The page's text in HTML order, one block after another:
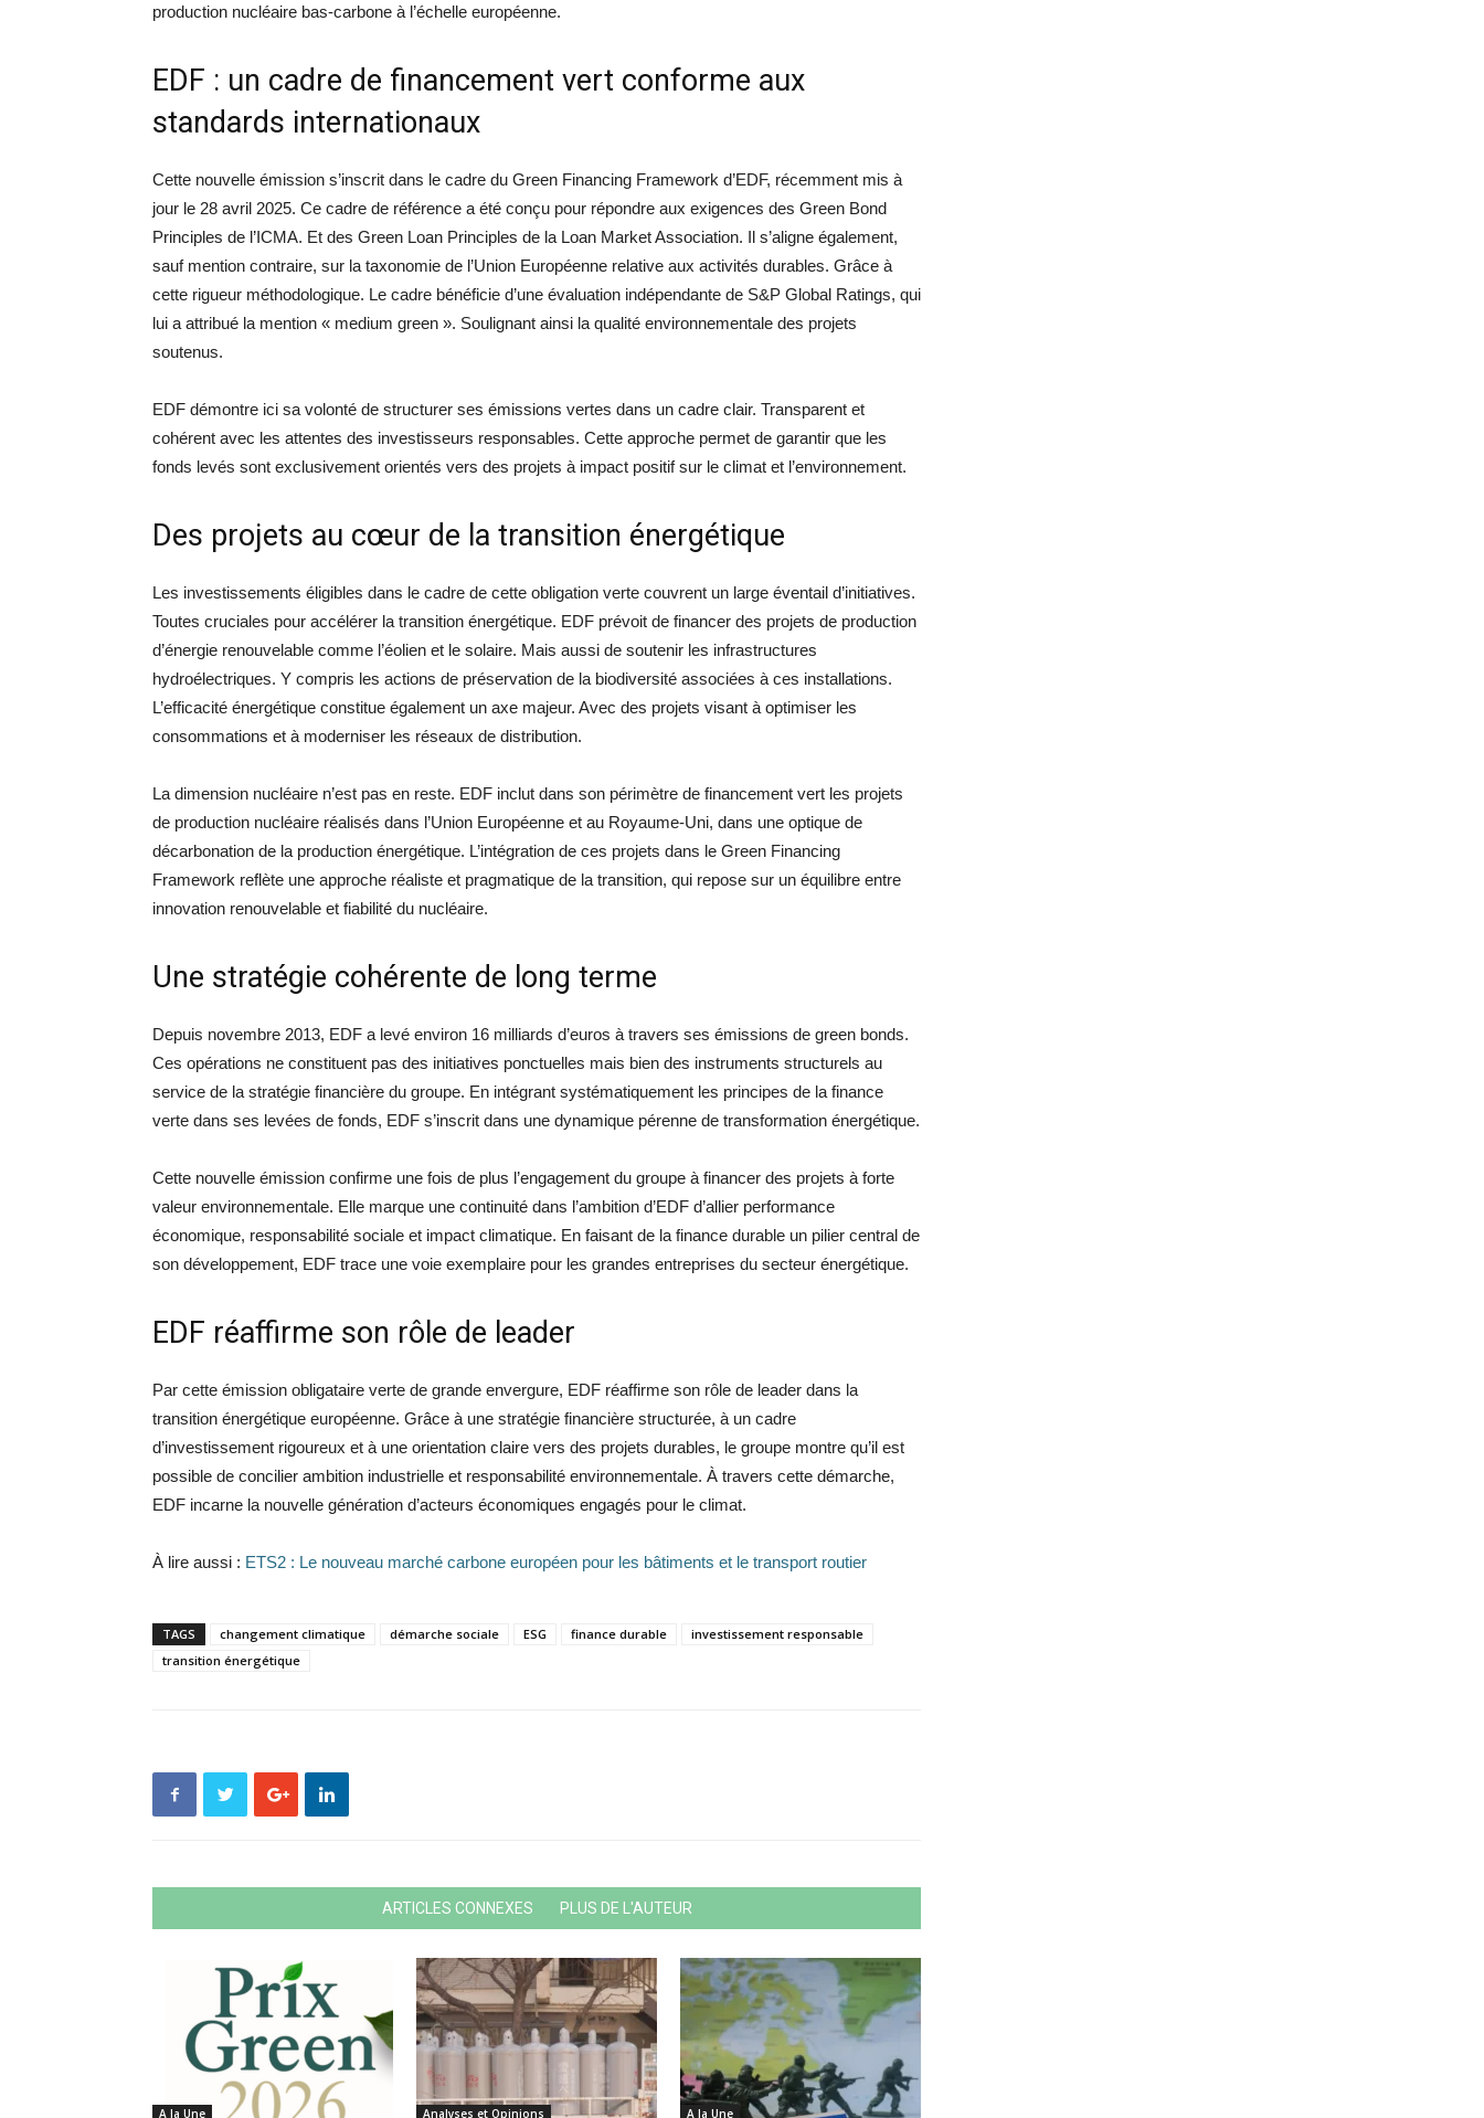
production nucléaire bas-carbone à l’échelle européenne.
EDF : un cadre de financement vert conforme aux
standards internationaux
Cette nouvelle émission s’inscrit dans le cadre du Green Financing Framework d’EDF, récemment mis à
jour le 28 avril 2025. Ce cadre de référence a été conçu pour répondre aux exigences des Green Bond
Principles de l’ICMA. Et des Green Loan Principles de la Loan Market Association. Il s’aligne également,
sauf mention contraire, sur la taxonomie de l’Union Européenne relative aux activités durables. Grâce à
cette rigueur méthodologique. Le cadre bénéficie d’une évaluation indépendante de S&P Global Ratings, qui
lui a attribué la mention « medium green ». Soulignant ainsi la qualité environnementale des projets
soutenus.
EDF démontre ici sa volonté de structurer ses émissions vertes dans un cadre clair. Transparent et
cohérent avec les attentes des investisseurs responsables. Cette approche permet de garantir que les
fonds levés sont exclusivement orientés vers des projets à impact positif sur le climat et l’environnement.
Des projets au cœur de la transition énergétique
Les investissements éligibles dans le cadre de cette obligation verte couvrent un large éventail d’initiatives.
Toutes cruciales pour accélérer la transition énergétique. EDF prévoit de financer des projets de production
d’énergie renouvelable comme l’éolien et le solaire. Mais aussi de soutenir les infrastructures
hydroélectriques. Y compris les actions de préservation de la biodiversité associées à ces installations.
L’efficacité énergétique constitue également un axe majeur. Avec des projets visant à optimiser les
consommations et à moderniser les réseaux de distribution.
La dimension nucléaire n’est pas en reste. EDF inclut dans son périmètre de financement vert les projets
de production nucléaire réalisés dans l’Union Européenne et au Royaume-Uni, dans une optique de
décarbonation de la production énergétique. L’intégration de ces projets dans le Green Financing
Framework reflète une approche réaliste et pragmatique de la transition, qui repose sur un équilibre entre
innovation renouvelable et fiabilité du nucléaire.
Une stratégie cohérente de long terme
Depuis novembre 2013, EDF a levé environ 16 milliards d’euros à travers ses émissions de green bonds.
Ces opérations ne constituent pas des initiatives ponctuelles mais bien des instruments structurels au
service de la stratégie financière du groupe. En intégrant systématiquement les principes de la finance
verte dans ses levées de fonds, EDF s’inscrit dans une dynamique pérenne de transformation énergétique.
Cette nouvelle émission confirme une fois de plus l’engagement du groupe à financer des projets à forte
valeur environnementale. Elle marque une continuité dans l’ambition d’EDF d’allier performance
économique, responsabilité sociale et impact climatique. En faisant de la finance durable un pilier central de
son développement, EDF trace une voie exemplaire pour les grandes entreprises du secteur énergétique.
EDF réaffirme son rôle de leader
Par cette émission obligataire verte de grande envergure, EDF réaffirme son rôle de leader dans la
transition énergétique européenne. Grâce à une stratégie financière structurée, à un cadre
d’investissement rigoureux et à une orientation claire vers des projets durables, le groupe montre qu’il est
possible de concilier ambition industrielle et responsabilité environnementale. À travers cette démarche,
EDF incarne la nouvelle génération d’acteurs économiques engagés pour le climat.
À lire aussi : ETS2 : Le nouveau marché carbone européen pour les bâtiments et le transport routier
TAGS changement climatique démarche sociale ESG finance durable
investissement responsable
transition énergétique
ARTICLES CONNEXES PLUS DE L'AUTEUR
A la Une Analyses et Opinions A la Une